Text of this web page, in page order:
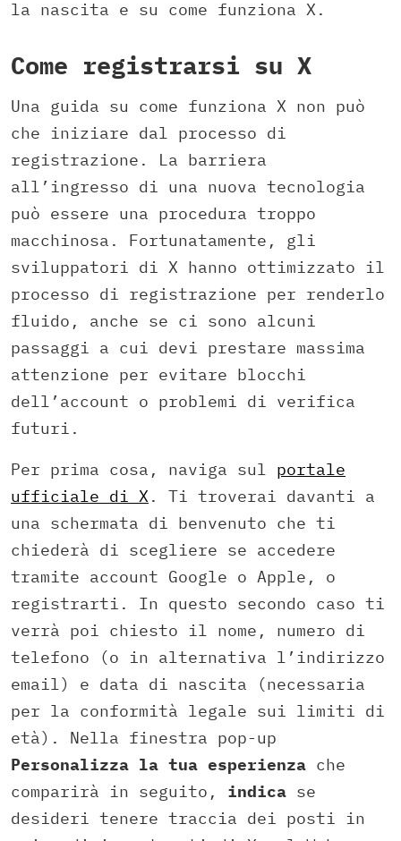
la nascita e su come funziona X.
Come registrarsi su X
Una guida su come funziona X non può
che iniziare dal processo di
registrazione. La barriera
all’ingresso di una nuova tecnologia
può essere una procedura troppo
macchinosa. Fortunatamente, gli
sviluppatori di X hanno ottimizzato il
processo di registrazione per renderlo
fluido, anche se ci sono alcuni
passaggi a cui devi prestare massima
attenzione per evitare blocchi
dell’account o problemi di verifica
futuri.
Per prima cosa, naviga sul portale
ufficiale di X. Ti troverai davanti a
una schermata di benvenuto che ti
chiederà di scegliere se accedere
tramite account Google o Apple, o
registrarti. In questo secondo caso ti
verrà poi chiesto il nome, numero di
telefono (o in alternativa l’indirizzo
email) e data di nascita (necessaria
per la conformità legale sui limiti di
età). Nella finestra pop-up
Personalizza la tua esperienza che
comparirà in seguito, indica se
desideri tenere traccia dei posti in